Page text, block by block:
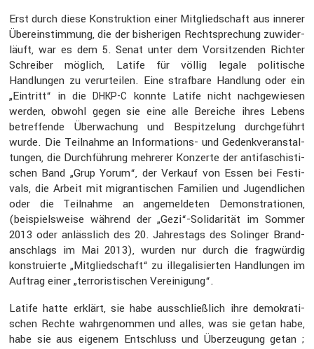
Erst durch diese Konstruk­tion einer Mitglied­schaft aus innerer
Überein­stim­mung, die der bishe­rigen Recht­spre­chung zuwider­
läuft, war es dem 5. Senat unter dem Vorsit­zenden Richter
Schreiber möglich, Latife für völlig legale politi­sche
Handlungen zu verur­teilen. Eine straf­bare Handlung oder ein
„Eintritt“ in dieDHKP-C konnte Latife nicht nachge­wiesen
werden, obwohl gegen sie eine alle Bereiche ihres Lebens
betref­fende Überwa­chung und Bespit­ze­lung durch­ge­führt
wurde. Die Teilnahme an Infor­ma­tions- und Gedenk­ver­an­stal­
tungen, die Durch­füh­rung mehrerer Konzerte der antifa­schis­ti­
schen Band „Grup Yorum“, der Verkauf von Essen bei Festi­
vals, die Arbeit mit migran­ti­schen Familien und Jugend­li­chen
oder die Teilnahme an angemel­deten Demons­tra­tionen,
(beispiels­weise während der „Gezi“-Solidarität im Sommer
2013 oder anläss­lich des 20. Jahres­tags des Solinger Brand­
an­schlags im Mai 2013), wurden nur durch die fragwürdig
konstru­ierte „Mitglied­schaft“ zu illega­li­sierten Handlungen im
Auftrag einer „terro­ris­ti­schen Verei­ni­gung“.
Latife hatte erklärt, sie habe ausschließ­lich ihre demokra­ti­
schen Rechte wahrge­nommen und alles, was sie getan habe,
habe sie aus eigenem Entschluss und Überzeu­gung getan ;